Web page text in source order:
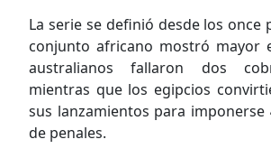
La serie se definió desde los once
conjunto africano mostró mayor
australianos fallaron dos
mientras que los egipcios
sus lanzamientos para imponerse
de penales.